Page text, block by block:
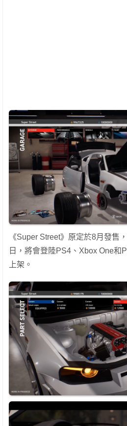
《Super Street》原定於8月發售
日，將會登陸PS4、Xbox One和
上架。